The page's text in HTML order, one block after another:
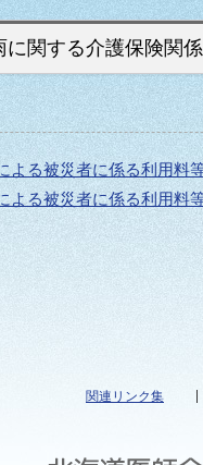
に関する介護保険関
よる被災者に係る利用料
よる被災者に係る利用料
関連リンク集